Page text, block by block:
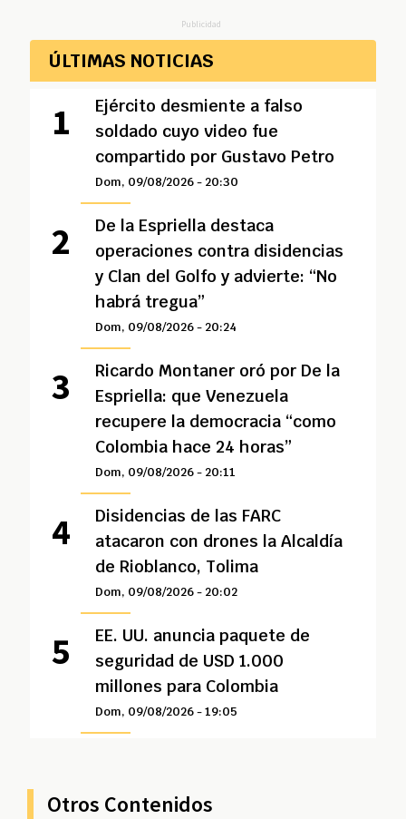
Publicidad
ÚLTIMAS NOTICIAS
Ejército desmiente a falso
soldado cuyo video fue
compartido por Gustavo Petro
Dom, 09/08/2026 - 20:30
De la Espriella destaca
operaciones contra disidencias
y Clan del Golfo y advierte: “No
habrá tregua”
Dom, 09/08/2026 - 20:24
Ricardo Montaner oró por De la
Espriella: que Venezuela
recupere la democracia “como
Colombia hace 24 horas”
Dom, 09/08/2026 - 20:11
Disidencias de las FARC
atacaron con drones la Alcaldía
de Rioblanco, Tolima
Dom, 09/08/2026 - 20:02
EE. UU. anuncia paquete de
seguridad de USD 1.000
millones para Colombia
Dom, 09/08/2026 - 19:05
Otros Contenidos